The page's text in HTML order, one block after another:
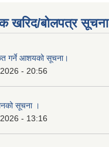
खरिद/बोलपत्र सूचना
गर्ने आशयको सूचना।
- 20:56
सूचना ।
- 13:16